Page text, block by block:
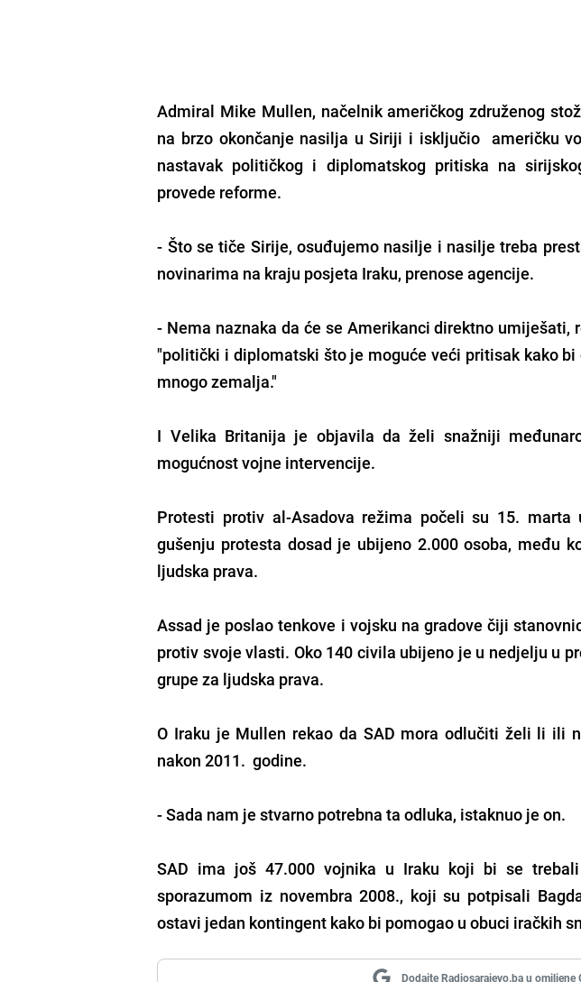
Admiral Mike Mullen, načelnik američkog združenog
na brzo okončanje nasilja u Siriji i isključio američku
nastavak političkog i diplomatskog pritiska na
provede reforme.
- Što se tiče Sirije, osuđujemo nasilje i nasilje treba
novinarima na kraju posjeta Iraku, prenose agencije.
- Nema naznaka da će se Amerikanci direktno umiješati,
"politički i diplomatski što je moguće veći pritisak kako
mnogo zemalja."
I Velika Britanija je objavila da želi snažniji
mogućnost vojne intervencije.
Protesti protiv al-Asadova režima počeli su 15.
gušenju protesta dosad je ubijeno 2.000 osoba, među
ljudska prava.
Assad je poslao tenkove i vojsku na gradove čiji
protiv svoje vlasti. Oko 140 civila ubijeno je u nedjelju u
grupe za ljudska prava.
O Iraku je Mullen rekao da SAD mora odlučiti želi li ili
nakon 2011. godine.
- Sada nam je stvarno potrebna ta odluka, istaknuo je on.
SAD ima još 47.000 vojnika u Iraku koji bi se
sporazumom iz novembra 2008., koji su potpisali
ostavi jedan kontingent kako bi pomogao u obuci iračkih
Dodajte Radiosarajevo.ba u omiljene